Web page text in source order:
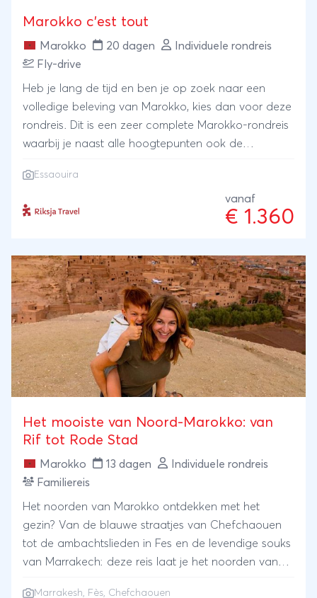
Marokko c’est tout
Marokko 20 dagen
Individuele rondreis
Fly-drive
Heb je lang de tijd en ben je op zoek naar een
volledige beleving van Marokko, kies dan voor deze
rondreis. Dit is een zeer complete Marokko-rondreis
waarbij je naast alle hoogtepunten ook de
huurauto verken je ruig gebergte met vruchtbare
valleien. Had je gedacht dat Marokko zo groen kon
zijn? In Agadir geniet je van zon, zee en strand en in
vangst van de dag.
Essaouira
vanaf
€ 1.360
Het mooiste van Noord-Marokko: van
Rif tot Rode Stad
Marokko 13 dagen
Individuele rondreis
Familiereis
Het noorden van Marokko ontdekken met het
gezin? Van de blauwe straatjes van Chefchaouen
tot de ambachtslieden in Fes en de levendige souks
van Marrakech: deze reis laat je het noorden van
Marrakesh, Fès, Chefchaouen